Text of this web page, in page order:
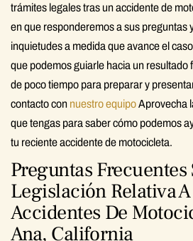
trámites legales tras un accidente de
en que responderemos a sus preguntas
inquietudes a medida que avance el
que podemos guiarle hacia un resultado
de poco tiempo para preparar y
contacto con nuestro equipoAprovecha
que tengas para saber cómo podemos
tu reciente accidente de motocicleta.
Preguntas Frecuentes
Legislación Relativa
Accidentes De
Ana, California